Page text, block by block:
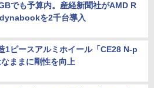
でも予算内。産経新聞社がAMD R
を2千台導入
1ピースアルミホイール「CE28 N-p
ままに剛性を向上